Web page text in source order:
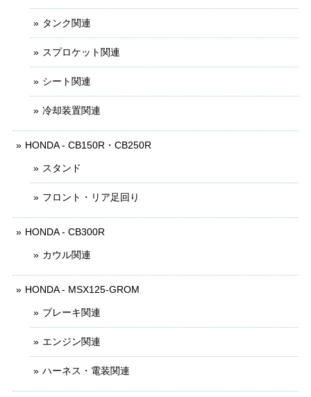
タンク関連
スプロケット関連
シート関連
冷却装置関連
HONDA - CB150R・CB250R
スタンド
フロント・リア足回り
HONDA - CB300R
カウル関連
HONDA - MSX125-GROM
ブレーキ関連
エンジン関連
ハーネス・電装関連